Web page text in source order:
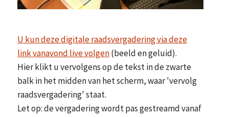
U kun deze digitale raadsvergadering via deze
link vanavond live volgen(beeld en geluid).
Hier klikt u vervolgens op de tekst in de zwarte
balk in het midden van het scherm, waar 'vervolg
raadsvergadering' staat.
Let op: de vergadering wordt pas gestreamd vanaf